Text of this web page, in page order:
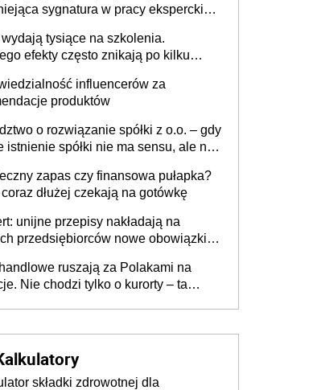
sygnatura w pracy eksperckiej -
wydają tysiące na szkolenia.
efekty często znikają po kilku
influencerów za
produktów
o rozwiązanie spółki z o.o. – gdy
istnienie spółki nie ma sensu, ale nie
zapas czy finansowa pułapka?
dłużej czekają na gotówkę
unijne przepisy nakładają na
przedsiębiorców nowe obowiązki w
ruszają za Polakami na
Nie chodzi tylko o kurorty – ta
składki zdrowotnej dla